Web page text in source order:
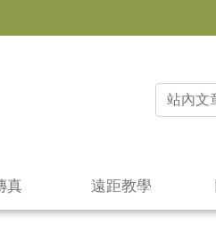
真 遠距教學